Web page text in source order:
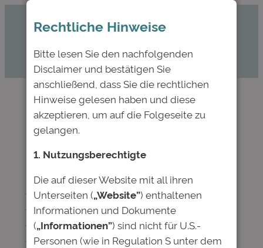
Schlagwort:CHE
Flexibilität und geringes Risiko:
Die Deutsche Bildung erhält
eine Spitzenbewertung im CHE-
Studienkredittest
Rechtliche Hinweise
Bitte lesen Sie den nachfolgenden
Disclaimer und bestätigen Sie
anschließend, dass Sie die rechtlichen
Hinweise gelesen haben und diese
akzeptieren, um auf die Folgeseite zu
gelangen.
1. Nutzungsberechtigte
Die auf dieser Website mit all ihren
Unterseiten („Website”) enthaltenen
Informationen und Dokumente
(„Informationen”) sind nicht für U.S.-
Personen (wie in Regulation S unter dem